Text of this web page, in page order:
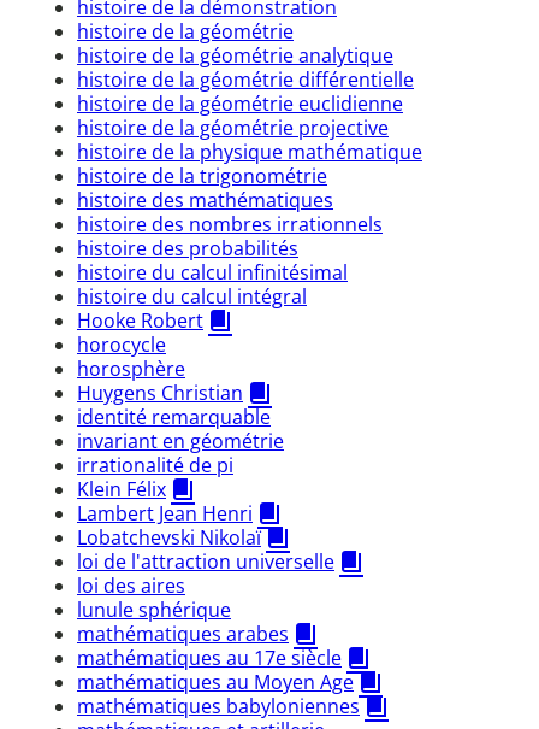
histoire de la démonstration
histoire de la géométrie
histoire de la géométrie analytique
histoire de la géométrie différentielle
histoire de la géométrie euclidienne
histoire de la géométrie projective
histoire de la physique mathématique
histoire de la trigonométrie
histoire des mathématiques
histoire des nombres irrationnels
histoire des probabilités
histoire du calcul infinitésimal
histoire du calcul intégral
Hooke Robert
horocycle
horosphère
Huygens Christian
identité remarquable
invariant en géométrie
irrationalité de pi
Klein Félix
Lambert Jean Henri
Lobatchevski Nikolaï
loi de l'attraction universelle
loi des aires
lunule sphérique
mathématiques arabes
mathématiques au 17e siècle
mathématiques au Moyen Age
mathématiques babyloniennes